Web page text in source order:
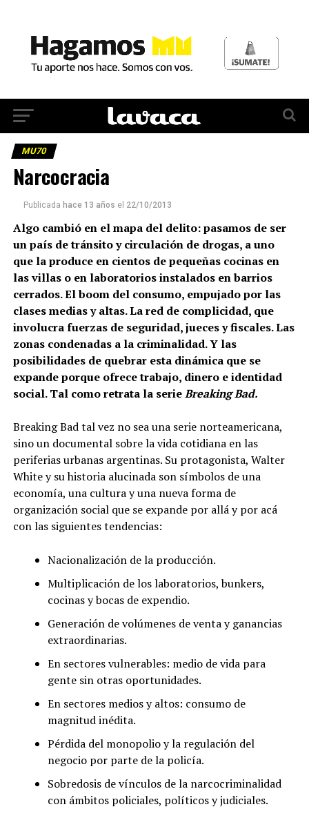
MU70
Narcocracia
Publicada hace 13 años el 22/10/2013
Algo cambió en el mapa del delito: pasamos de ser
un país de tránsito y circulación de drogas, a uno
que la produce en cientos de pequeñas cocinas en
las villas o en laboratorios instalados en barrios
cerrados. El boom del consumo, empujado por las
clases medias y altas. La red de complicidad, que
involucra fuerzas de seguridad, jueces y fiscales. Las
zonas condenadas a la criminalidad. Y las
posibilidades de quebrar esta dinámica que se
expande porque ofrece trabajo, dinero e identidad
social. Tal como retrata la serieBreaking Bad.
Breaking Bad tal vez no sea una serie norteamericana,
sino un documental sobre la vida cotidiana en las
periferias urbanas argentinas. Su protagonista, Walter
White y su historia alucinada son símbolos de una
economía, una cultura y una nueva forma de
organización social que se expande por allá y por acá
con las siguientes tendencias:
Nacionalización de la producción.
Multiplicación de los laboratorios, bunkers,
cocinas y bocas de expendio.
Generación de volúmenes de venta y ganancias
extraordinarias.
En sectores vulnerables: medio de vida para
gente sin otras oportunidades.
En sectores medios y altos: consumo de
magnitud inédita.
Pérdida del monopolio y la regulación del
negocio por parte de la policía.
Sobredosis de vínculos de la narcocriminalidad
con ámbitos policiales, políticos y judiciales.